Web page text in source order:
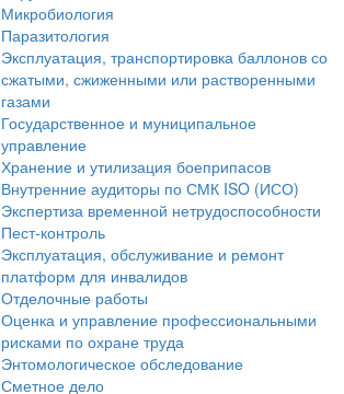
Микробиология
Паразитология
Эксплуатация, транспортировка баллонов со
сжатыми, сжиженными или растворенными
газами
Государственное и муниципальное
управление
Хранение и утилизация боеприпасов
Внутренние аудиторы по СМК ISO (ИСО)
Экспертиза временной нетрудоспособности
Пест-контроль
Эксплуатация, обслуживание и ремонт
платформ для инвалидов
Отделочные работы
Оценка и управление профессиональными
рисками по охране труда
Энтомологическое обследование
Сметное дело